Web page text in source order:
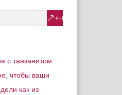
с танзанитом
чтобы ваши
как из